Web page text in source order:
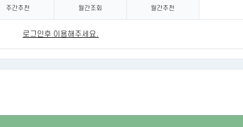
주간추천 월간조회 월간추천
로그인후 이용해주세요.